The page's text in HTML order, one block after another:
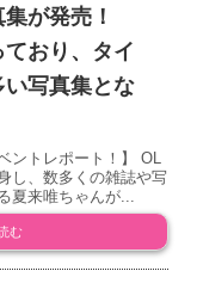
が発売！
ており、タイ
い写真集とな
ントレポート！】 OL
し、数多くの雑誌や写
夏来唯ちゃんが...
む